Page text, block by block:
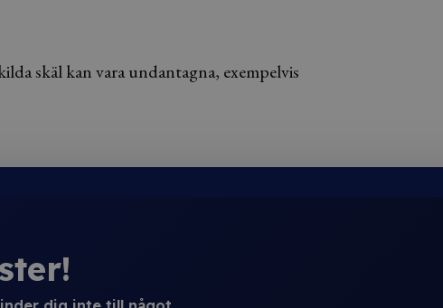
skäl kan vara undantagna, exempelvis